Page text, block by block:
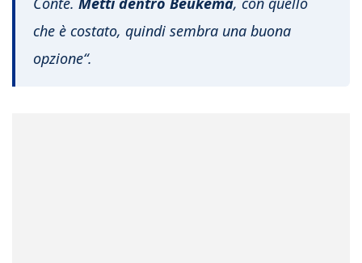
che è costato, quindi sembra una buona
opzione“.